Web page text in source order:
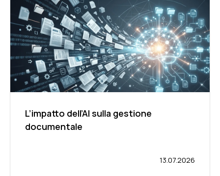
L’impatto dell’AI sulla gestione
documentale
13.07.2026